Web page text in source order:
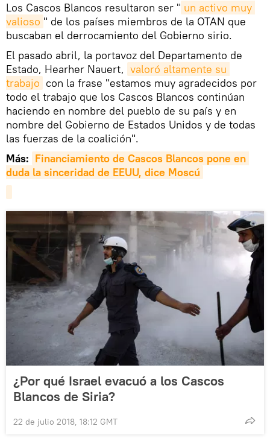
Los Cascos Blancos resultaron ser " un activo muy
valioso " de los países miembros de la OTAN que
buscaban el derrocamiento del Gobierno sirio.
El pasado abril, la portavoz del Departamento de
Estado, Hearher Nauert, valoró altamente su
trabajo con la frase "estamos muy agradecidos por
todo el trabajo que los Cascos Blancos continúan
haciendo en nombre del pueblo de su país y en
nombre del Gobierno de Estados Unidos y de todas
las fuerzas de la coalición".
Más: Financiamiento de Cascos Blancos pone en
duda la sinceridad de EEUU, dice Moscú
¿Por qué Israel evacuó a los Cascos
Blancos de Siria?
22 de julio 2018, 18:12 GMT